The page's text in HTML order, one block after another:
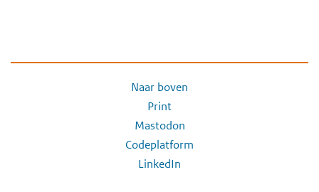
Naar boven
Print
Mastodon
Codeplatform
LinkedIn